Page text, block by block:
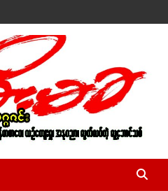
News &
း ၄၀၊ ေက်ာက္တံတား၊ ရန္ကုန္။
၄၂၁ ၇၄၃ ၇၅၃ ၊ ၀၉ ၅၀၄ ၁၀ ၅၈) ျ